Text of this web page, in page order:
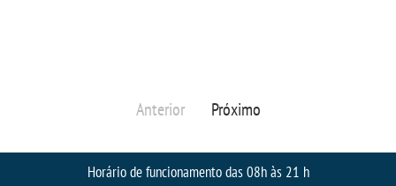
FLUXOS
Anterior Próximo
Horário de funcionamento das 08h às 21 h